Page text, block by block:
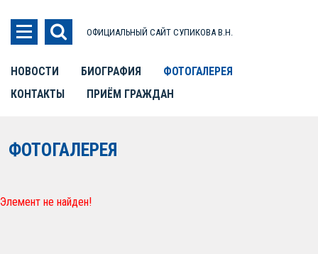
ОФИЦИАЛЬНЫЙ САЙТ СУПИКОВА В.Н.
НОВОСТИ БИОГРАФИЯ
ФОТОГАЛЕРЕЯ
КОНТАКТЫ
ПРИЁМ ГРАЖДАН
ФОТОГАЛЕРЕЯ
Элемент не найден!